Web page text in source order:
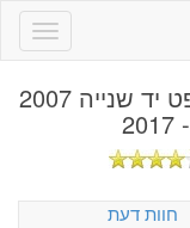
סוזוקי סוויפט יד שנייה 2007
- 2017
חוות דעת